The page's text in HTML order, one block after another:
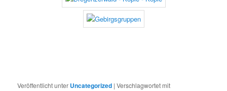
Veröffentlicht unter Uncategorized |Verschlagwortet mit